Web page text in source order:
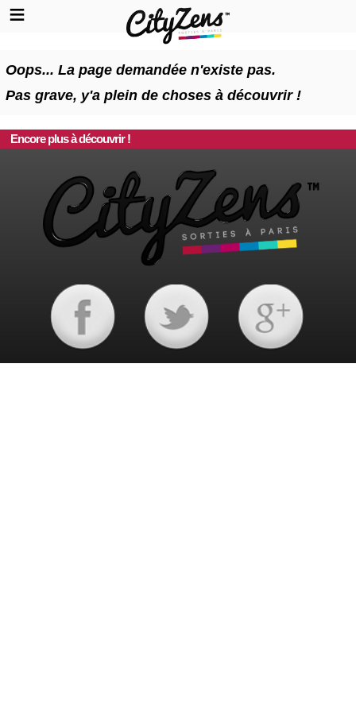
Oops... La page demandée n'existe pas.
Pas grave, y'a plein de choses à découvrir !
Encore plus à découvrir !